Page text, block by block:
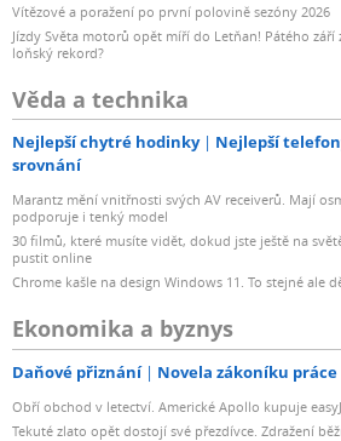
Vítězové a poražení po první polovině sezóny 2026
Jízdy Světa motorů opět míří do Letňan! Pátého
loňský rekord?
Věda a technika
Nejlepší chytré hodinky Nejlepší
srovnání
Marantz mění vnitřnosti svých AV receiverů. Mají
podporuje i tenký model
30 filmů, které musíte vidět, dokud jste ještě na
pustit online
Chrome kašle na design Windows 11. To stejné ale
Ekonomika a byznys
Daňové přiznání Novela zákoníku práce
Obří obchod v letectví. Americké Apollo kupuje
Tekuté zlato opět dostojí své přezdívce. Zdražení